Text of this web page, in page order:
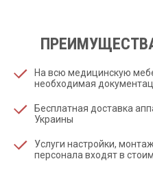
На всю медицинскую
необходимая
Бесплатная доставка
Украины
Услуги настройки,
персонала входят в